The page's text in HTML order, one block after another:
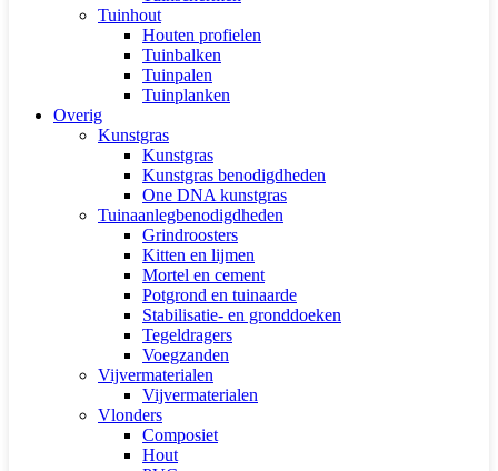
Tuinhout
Houten profielen
Tuinbalken
Tuinpalen
Tuinplanken
Overig
Kunstgras
Kunstgras
Kunstgras benodigdheden
One DNA kunstgras
Tuinaanlegbenodigdheden
Grindroosters
Kitten en lijmen
Mortel en cement
Potgrond en tuinaarde
Stabilisatie- en gronddoeken
Tegeldragers
Voegzanden
Vijvermaterialen
Vijvermaterialen
Vlonders
Composiet
Hout